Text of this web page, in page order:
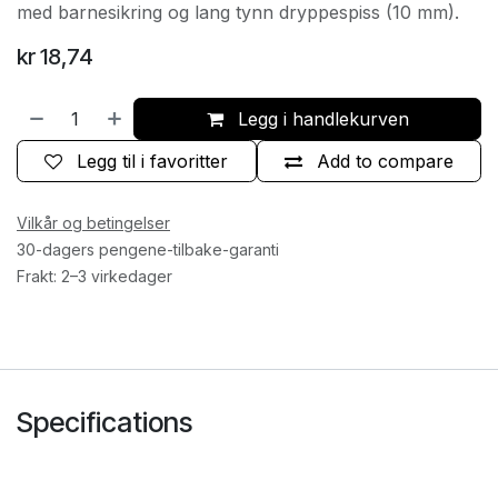
med barnesikring og lang tynn dryppespiss (10 mm).
kr18,74
Legg i handlekurven
Add to compare
Legg til i favoritter
Vilkår og betingelser
30-dagers pengene-tilbake-garanti
Frakt: 2–3 virkedager
Specifications